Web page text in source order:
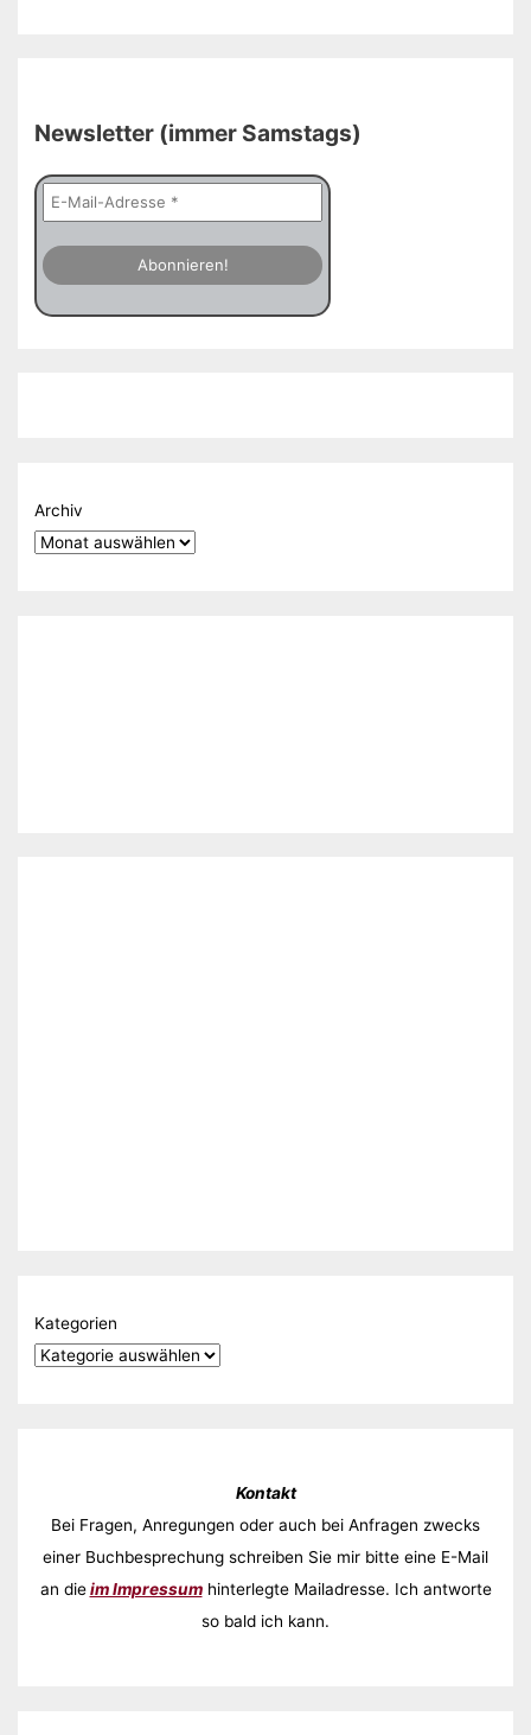
Newsletter (immer Samstags)
Archiv
Kategorien
Kontakt
Bei Fragen, Anregungen oder auch bei Anfragen zwecks
einer Buchbesprechung schreiben Sie mir bitte eine E-Mail
an die im Impressumhinterlegte Mailadresse. Ich antworte
so bald ich kann.